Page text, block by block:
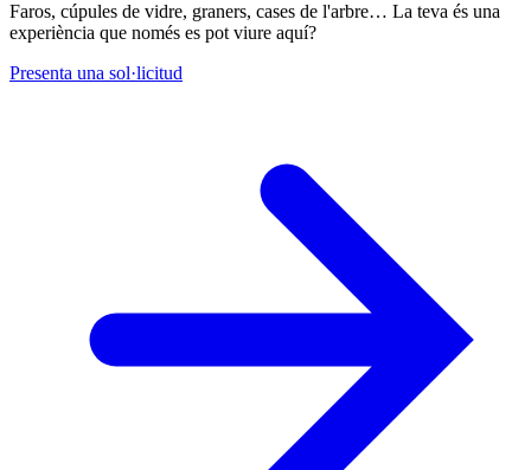
Faros, cúpules de vidre, graners, cases de l'arbre… La teva és una
experiència que només es pot viure aquí?
Presenta una sol·licitud